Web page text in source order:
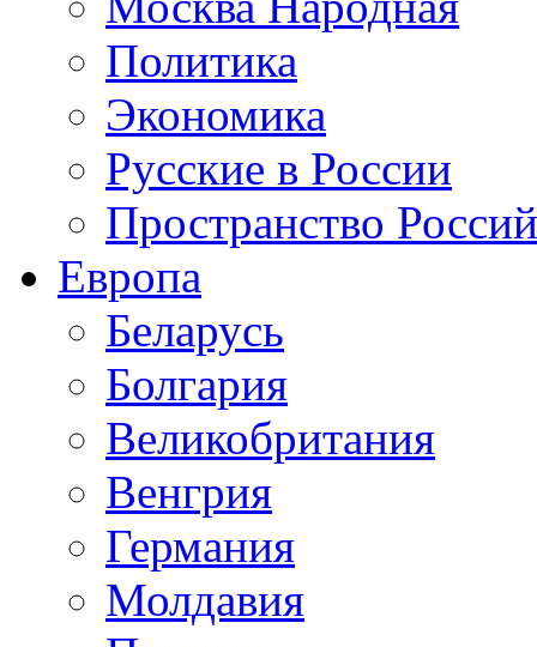
Политика
Экономика
Русские в России
Пространство
Европа
Беларусь
Болгария
Великобритания
Венгрия
Германия
Молдавия